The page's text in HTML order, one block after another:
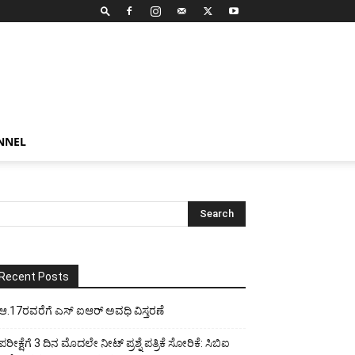
Posts
ಎಸ್ ಐಆರ್ ಅವಧಿ ವಿಸ್ತರಣೆ
3 ದಿನ ಮೊದಲೇ ನೀಟ್ ಪ್ರಶ್ನೆ ಪತ್ರಿಕೆ ಸೋರಿಕೆ: ಸಿಬಿಐ